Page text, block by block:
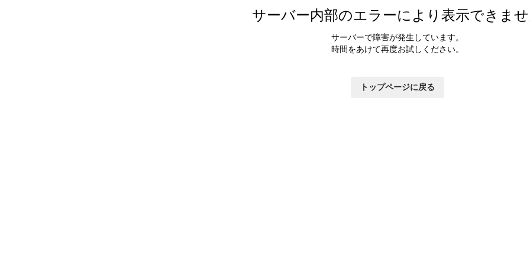
サーバー内部のエラーにより表示できま
サーバーで障害が発生しています。
時間をあけて再度お試しください。
トップページに戻る